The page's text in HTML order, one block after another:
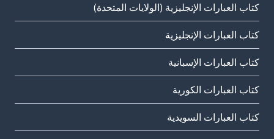
كتاب العبارات الإنجليزية (الولايات المتحدة)
كتاب العبارات الإنجليزية
كتاب العبارات الإسبانية
كتاب العبارات الكورية
كتاب العبارات السويدية